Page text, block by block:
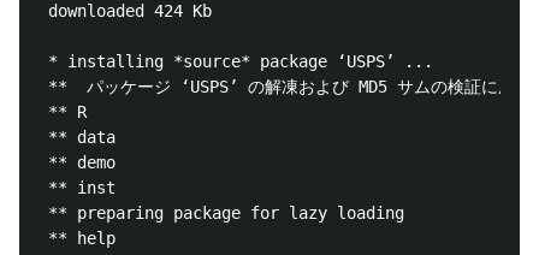
downloaded 424 Kb
* installing *source* package ‘USPS’ ...
**  パッケージ ‘USPS’ の解凍および MD5 サムの検証に成
** R
** data
** demo
** inst
** preparing package for lazy loading
** help